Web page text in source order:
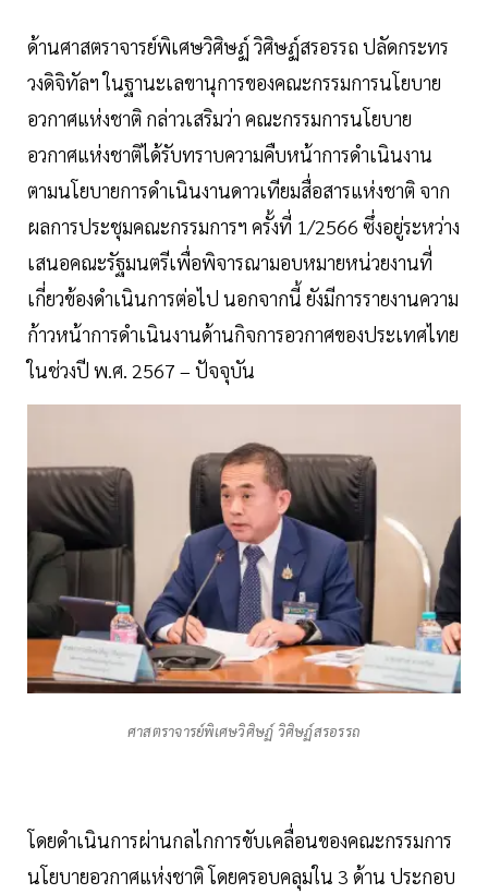
ด้านศาสตราจารย์พิเศษวิศิษฏ์ วิศิษฏ์สรอรรถ ปลัดกระทร
วงดิจิทัลฯ ในฐานะเลขานุการของคณะกรรมการนโยบาย
อวกาศแห่งชาติ กล่าวเสริมว่า คณะกรรมการนโยบาย
อวกาศแห่งชาติได้รับทราบความคืบหน้าการดำเนินงาน
ตามนโยบายการดำเนินงานดาวเทียมสื่อสารแห่งชาติ จาก
ผลการประชุมคณะกรรมการฯ ครั้งที่ 1/2566 ซึ่งอยู่ระหว่าง
เสนอคณะรัฐมนตรีเพื่อพิจารณามอบหมายหน่วยงานที่
เกี่ยวข้องดำเนินการต่อไป นอกจากนี้ ยังมีการรายงานความ
ก้าวหน้าการดำเนินงานด้านกิจการอวกาศของประเทศไทย
ในช่วงปี พ.ศ. 2567 – ปัจจุบัน
ศาสตราจารย์พิเศษวิศิษฏ์ วิศิษฏ์สรอรรถ
โดยดำเนินการผ่านกลไกการขับเคลื่อนของคณะกรรมการ
นโยบายอวกาศแห่งชาติ โดยครอบคลุมใน 3 ด้าน ประกอบ